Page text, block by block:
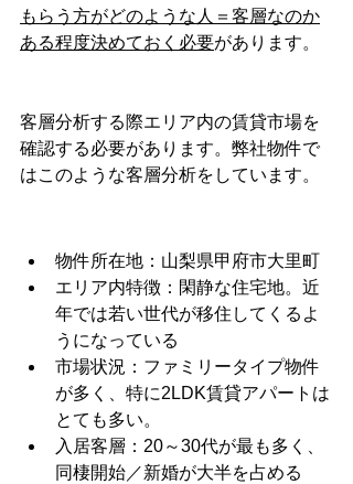
もらう方がどのような人＝客層なのか
ある程度決めておく必要があります。
客層分析する際エリア内の賃貸市場を
確認する必要があります。弊社物件で
はこのような客層分析をしています。
物件所在地：山梨県甲府市大里町
エリア内特徴：閑静な住宅地。近
年では若い世代が移住してくるよ
うになっている
市場状況：ファミリータイプ物件
が多く、特に2LDK賃貸アパートは
とても多い。
入居客層：20～30代が最も多く、
同棲開始／新婚が大半を占める